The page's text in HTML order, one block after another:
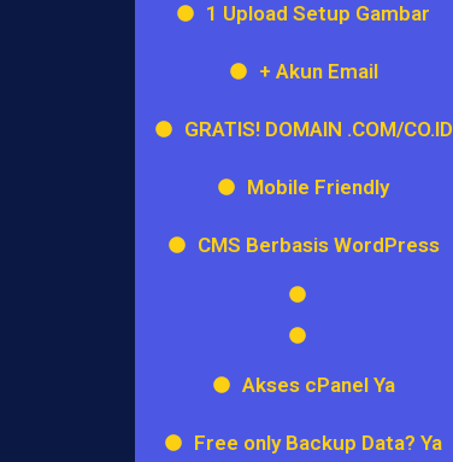
1 Upload Setup Gambar
+ Akun Email
GRATIS! DOMAIN .COM/CO.ID
Mobile Friendly
CMS Berbasis WordPress
Akses cPanel Ya
Free only Backup Data? Ya